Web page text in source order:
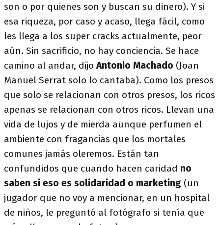
son o por quienes son y buscan su dinero). Y si
esa riqueza, por caso y acaso, llega fácil, como
les llega a los super cracks actualmente, peor
aún. Sin sacrificio, no hay conciencia. Se hace
camino al andar, dijoAntonio Machado (Joan
Manuel Serrat solo lo cantaba). Como los presos
que solo se relacionan con otros presos, los ricos
apenas se relacionan con otros ricos. Llevan una
vida de lujos y de mierda aunque perfumen el
ambiente con fragancias que los mortales
comunes jamás oleremos. Están tan
confundidos que cuando hacen caridad no
saben si eso es solidaridad o marketing (un
jugador que no voy a mencionar, en un hospital
de niños, le preguntó al fotógrafo si tenía que